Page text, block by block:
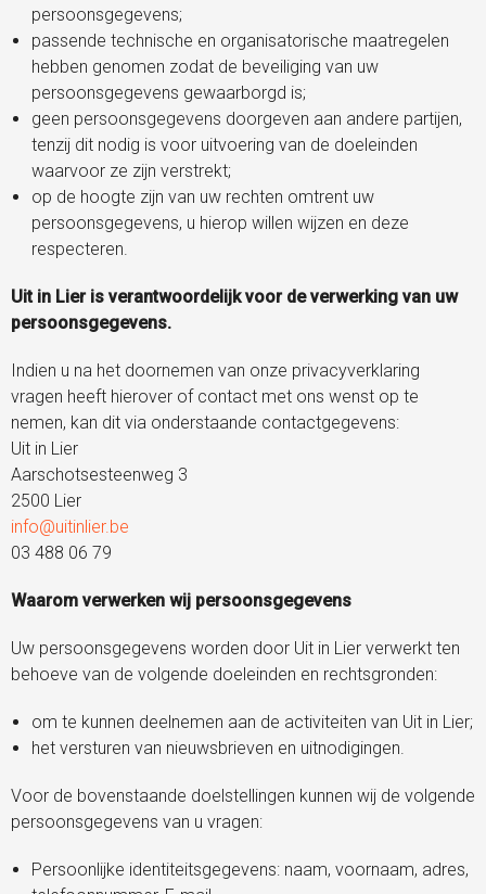
persoonsgegevens;
passende technische en organisatorische maatregelen
hebben genomen zodat de beveiliging van uw
persoonsgegevens gewaarborgd is;
geen persoonsgegevens doorgeven aan andere partijen,
tenzij dit nodig is voor uitvoering van de doeleinden
waarvoor ze zijn verstrekt;
op de hoogte zijn van uw rechten omtrent uw
persoonsgegevens, u hierop willen wijzen en deze
respecteren.
Uit in Lier is verantwoordelijk voor de verwerking van uw
persoonsgegevens.
Indien u na het doornemen van onze privacyverklaring
vragen heeft hierover of contact met ons wenst op te
nemen, kan dit via onderstaande contactgegevens:
Uit in Lier
Aarschotsesteenweg 3
2500 Lier
info@uitinlier.be
03 488 06 79
Waarom verwerken wij persoonsgegevens
Uw persoonsgegevens worden door Uit in Lier verwerkt ten
behoeve van de volgende doeleinden en rechtsgronden:
om te kunnen deelnemen aan de activiteiten van Uit in Lier;
het versturen van nieuwsbrieven en uitnodigingen.
Voor de bovenstaande doelstellingen kunnen wij de volgende
persoonsgegevens van u vragen:
Persoonlijke identiteitsgegevens: naam, voornaam, adres,